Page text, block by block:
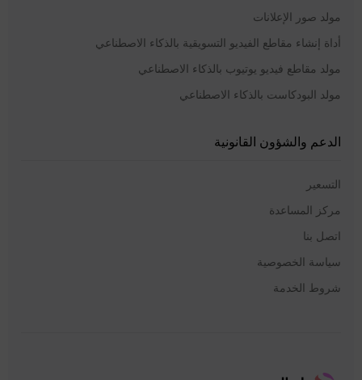
مولد صور الإعلانات
أداة إنشاء مقاطع الفيديو التسويقية بالذكاء الاصطناعي
مولد مقاطع فيديو يوتيوب بالذكاء الاصطناعي
مولد البودكاست بالذكاء الاصطناعي
الدعم والشؤون القانونية
التسعير
مركز المساعدة
اتصل بنا
سياسة الخصوصية
شروط الخدمة